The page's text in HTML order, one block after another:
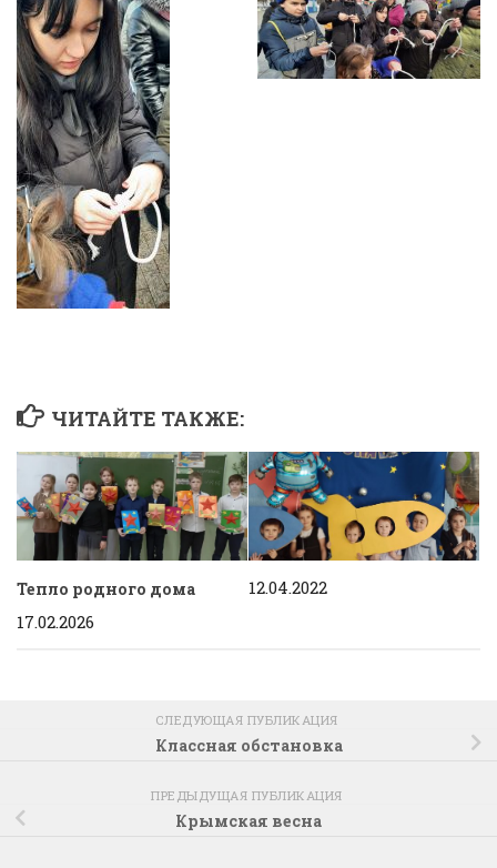
ЧИТАЙТЕ ТАКЖЕ:
Тепло родного дома
17.02.2026
12.04.2022
СЛЕДУЮЩАЯ ПУБЛИКАЦИЯ
Классная обстановка
ПРЕДЫДУЩАЯ ПУБЛИКАЦИЯ
Крымская весна